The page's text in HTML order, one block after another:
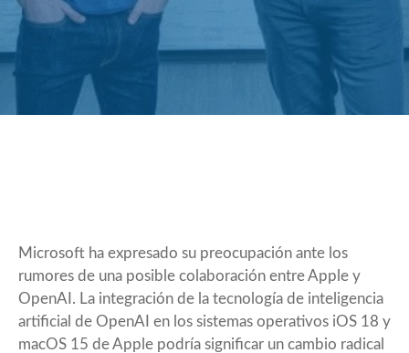
Microsoft ha expresado su preocupación ante los
rumores de una posible colaboración entre Apple y
OpenAI. La integración de la tecnología de inteligencia
artificial de OpenAI en los sistemas operativos iOS 18 y
macOS 15 de Apple podría significar un cambio radical